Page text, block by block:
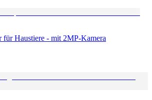
für Haustiere - mit 2MP-Kamera